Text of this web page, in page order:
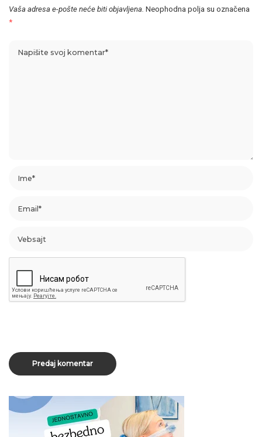
Vaša adresa e-pošte neće biti objavljena. Neophodna polja su označena
*